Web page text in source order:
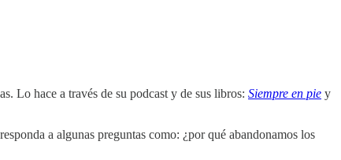
Lo hace a través de su podcast y de sus libros: Siempre en pie y
a algunas preguntas como: ¿por qué abandonamos los